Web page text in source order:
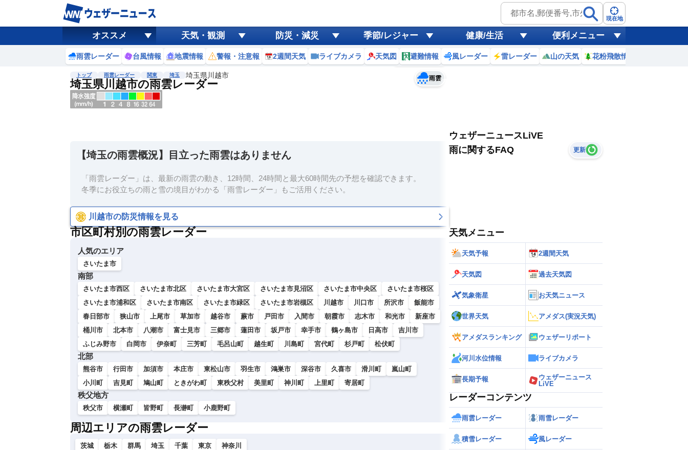
現在地
オススメ 天気・観測 防災・減災 季節/レジャー 健康/生活 便利メニュー
雨雲レーダー 台風情報 地震情報 警報・注意報 2週間天気 ライブカメラ 天気図 避難情報 風レーダー 雷レーダー 山の天気 花粉飛散情報
トップ 雨雲レーダー 関東 埼玉 埼玉県川越市
埼玉県川越市の雨雲レーダー 雨雲
予報士コメント
黄砂
天気 台風
【埼玉の雨雲概況】目立った雨雲はありません
「雨雲レーダー」は、最新の雨雲の動き、12時間、24時間と最大60時間先の予想を確認できます。
冬季にお役立ちの雨と雪の境目がわかる「雨雪レーダー」もご活用ください。
川越市の防災情報を見る
市区町村別の雨雲レーダー
人気のエリア
さいたま市
南部
さいたま市西区 さいたま市北区 さいたま市大宮区 さいたま市見沼区 さいたま市中央区
さいたま市桜区
さいたま市浦和区
さいたま市南区 さいたま市緑区 さいたま市岩槻区 川越市 川口市 所沢市
飯能市
春日部市
狭山市 上尾市 草加市 越谷市 蕨市 戸田市 入間市 朝霞市 志木市 和光市
新座市
桶川市
北本市 八潮市 富士見市 三郷市 蓮田市 坂戸市 幸手市 鶴ヶ島市 日高市
吉川市
ふじみ野市
白岡市 伊奈町 三芳町 毛呂山町 越生町 川島町 宮代町 杉戸町 松伏町
北部
熊谷市 行田市 加須市 本庄市 東松山市 羽生市 鴻巣市 深谷市 久喜市 滑川町
嵐山町
小川町
吉見町 鳩山町 ときがわ町 東秩父村 美里町 神川町 上里町 寄居町
秩父地方
秩父市 横瀬町 皆野町 長瀞町 小鹿野町
周辺エリアの雨雲レーダー
茨城 栃木 群馬 埼玉 千葉 東京 神奈川
ウェザーニュースLiVE
雨に関するFAQ
更新
天気メニュー
天気予報 2週間天気
天気図 過去天気図
気象衛星 お天気ニュース
世界天気 アメダス(実況天気)
アメダスランキング ウェザーリポート
河川水位情報 ライブカメラ
長期予報
ウェザーニュース
LiVE
レーダーコンテンツ
雨雲レーダー 雨雪レーダー
積雪レーダー 風レーダー